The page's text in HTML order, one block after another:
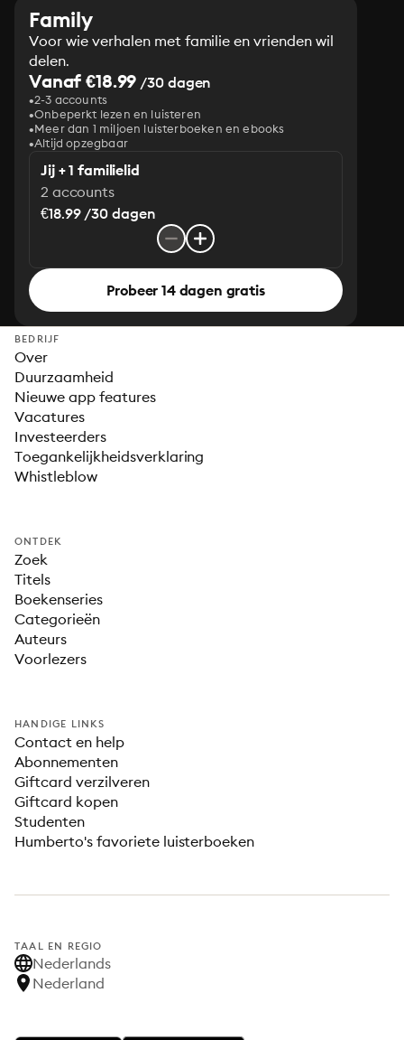
Family
Voor wie verhalen met familie en vrienden wil
delen.
Vanaf €18.99 /30 dagen
2-3 accounts
Onbeperkt lezen en luisteren
Meer dan 1 miljoen luisterboeken en ebooks
Altijd opzegbaar
Jij + 1 familielid
2 accounts
€18.99 /30 dagen
Probeer 14 dagen gratis
BEDRIJF
Over
Duurzaamheid
Nieuwe app features
Vacatures
Investeerders
Toegankelijkheidsverklaring
Whistleblow
ONTDEK
Zoek
Titels
Boekenseries
Categorieën
Auteurs
Voorlezers
HANDIGE LINKS
Contact en help
Abonnementen
Giftcard verzilveren
Giftcard kopen
Studenten
Humberto's favoriete luisterboeken
TAAL EN REGIO
Nederlands
Nederland